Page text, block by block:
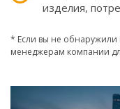
изделия,
* Если вы не обнаружили
менеджерам компании